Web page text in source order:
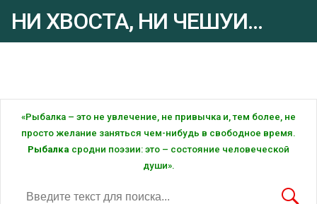
НИ ХВОСТА, НИ ЧЕШУИ...
«Рыбалка – это не увлечение, не привычка и, тем более, не
просто желание заняться чем-нибудь в свободное время.
Рыбалка сродни поэзии: это – состояние человеческой
души».